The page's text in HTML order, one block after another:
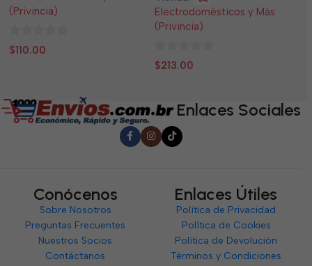
(Privincia)
0
$110.00
Electrodomésticos y Más
(Privincia)
0
$213.00
Enlaces Sociales
Conócenos
Sobre Nosotros
Preguntas Frecuentes
Nuestros Socios
Contáctanos
Enlaces Útiles
Política de Privacidad
Política de Cookies
Política de Devolución
Términos y Condiciones